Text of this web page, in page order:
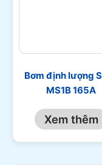
Bơm định lượng
MS1B 165A
Xem thêm